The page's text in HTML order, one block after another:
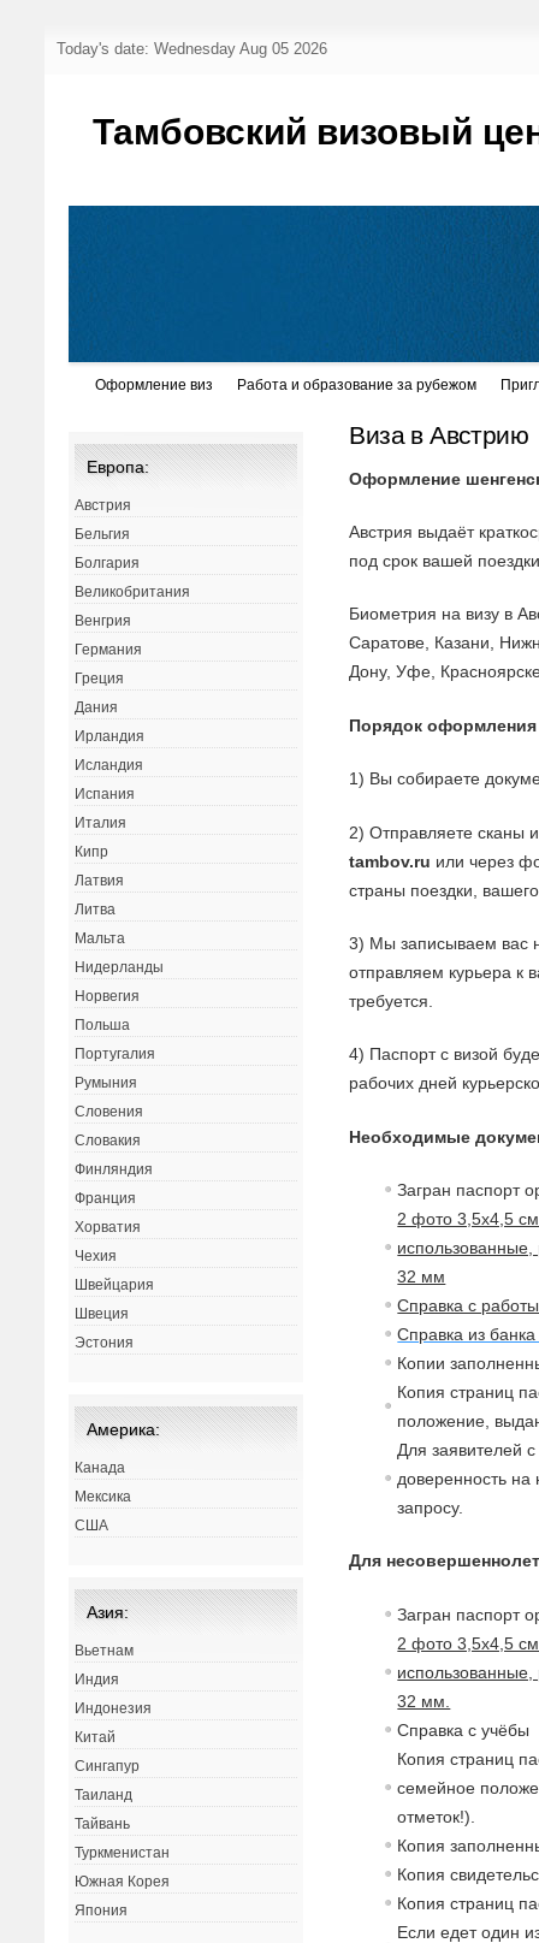
Today's date: Wednesday Aug 05 2026
Тамбовский визовый
Оформление виз Работа и образование за рубежом
Виза в Австрию
Оформление
Австрия выдаёт
под срок вашей
Биометрия на визу в
Саратове, Казани,
Дону, Уфе,
Порядок
1) Вы собираете
2) Отправляете сканы
tambov.ru или через
страны поездки,
3) Мы записываем вас
отправляем курьера к
требуется.
4) Паспорт с визой
рабочих дней
Необходимые
Загран паспорт
2 фото 3,5х4,5
32 мм
Справка с работы
Справка из
Копии
Копия страниц
положение, в
Для заявителей
доверенность
запросу.
Для
Загран паспорт
2 фото 3,5х4,5
32 мм.
Справка с учёбы
Копия страниц
семейное
отметок!).
Копия
Копия
Копия страниц
Если едет один
Европа:
Австрия
Бельгия
Болгария
Великобритания
Венгрия
Германия
Греция
Дания
Ирландия
Исландия
Испания
Италия
Кипр
Латвия
Литва
Мальта
Нидерланды
Норвегия
Польша
Португалия
Румыния
Словения
Словакия
Финляндия
Франция
Хорватия
Чехия
Швейцария
Швеция
Эстония
Америка:
Канада
Мексика
США
Азия:
Вьетнам
Индия
Индонезия
Китай
Сингапур
Таиланд
Тайвань
Туркменистан
Южная Корея
Япония